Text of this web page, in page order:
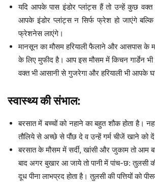
यदि आपके पास इंडोर प्लांट्स हैं तो उन्हें कुछ
आपके इंडोर प्लांट्स न सिर्फ फ्रेश हो जाएंगे
फ्रेशनेस लाएंगे।
मानसून का मौसम हरियाली फैलाने और आसपास के
के लिए मुफीद है। आप इस मौसम में किचन गार्डेन
वक्त भी आसानी से गुजरेगा और हरियाली भी आपके
स्वास्थ्य की संभाल:
बरसात में बच्चों को नहाने का बहुत शौक होता है।
तौलिये से अच्छे से पौंछ दे व उन्हें गर्म चीजें खाने को
बरसात के मौसम में सर्दी, खांसी और जुकाम तो आम
बाद अगर बुखार आ जाये तो पानी में पांच-छ: तुलसी
दूध पीना लाभप्रद होता है। तुलसी की पत्तियों को